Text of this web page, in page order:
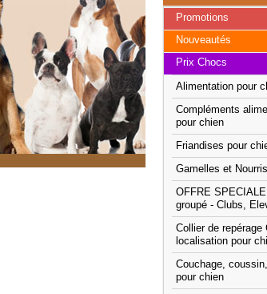
Promotions
Nouveautés
Prix Chocs
Alimentation pour
Compléments
pour chien
Friandises pour
Gamelles et
OFFRE
groupé - Clubs,
Collier de repérage
localisation pour
Couchage,
pour chien